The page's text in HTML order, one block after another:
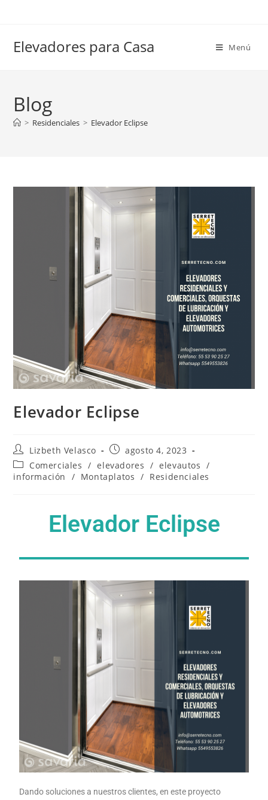
Elevadores para Casa Menú
Blog
> Residenciales > Elevador Eclipse
Elevador Eclipse
Lizbeth Velasco
agosto 4, 2023
Comerciales / elevadores / elevautos /
información
/ Montaplatos / Residenciales
Elevador Eclipse
Dando soluciones a nuestros clientes, en este proyecto